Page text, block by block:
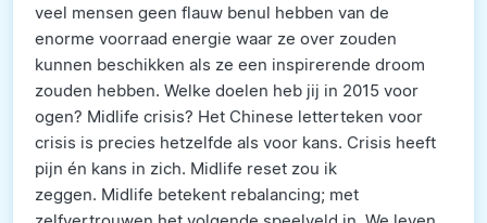
veel mensen geen flauw benul hebben van de
enorme voorraad energie waar ze over zouden
kunnen beschikken als ze een inspirerende droom
zouden hebben. Welke doelen heb jij in 2015 voor
ogen? Midlife crisis? Het Chinese letterteken voor
crisis is precies hetzelfde als voor kans. Crisis heeft
pijn én kans in zich. Midlife reset zou ik
zeggen. Midlife betekent rebalancing; met